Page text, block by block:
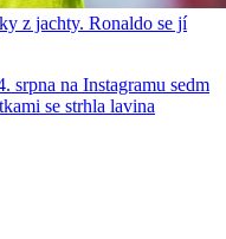
z jachty. Ronaldo se jí
srpna na Instagramu sedm
se strhla lavina